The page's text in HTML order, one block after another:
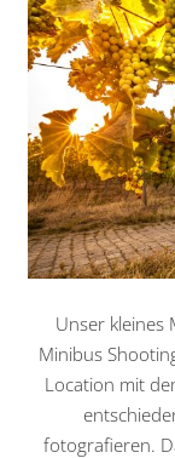
Unser kleines
Minibus
Location mit
fotografieren.